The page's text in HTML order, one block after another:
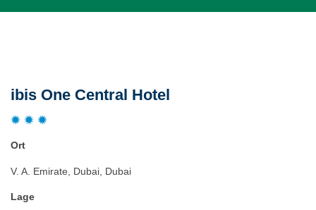
ibis One Central Hotel
Ort
V. A. Emirate, Dubai, Dubai
Lage